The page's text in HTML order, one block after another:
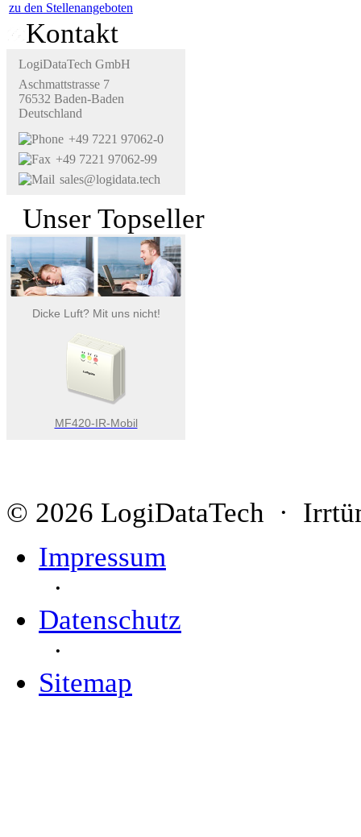
zu den Stellenangeboten
Kontakt
LogiDataTech GmbH
Aschmattstrasse 7
76532 Baden-Baden
Deutschland
+49 7221 97062-0
+49 7221 97062-99
sales@logidata.tech
Unser Topseller
Dicke Luft? Mit uns nicht!
MF420-IR-Mobil
© 2026 LogiDataTech ·
Impressum
·
Datenschutz
·
Sitemap